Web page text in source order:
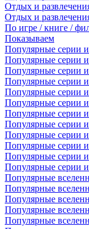
Отдых и
Отдых и
По игре / книге /
Показываем
Популярные серии
Популярные серии
Популярные серии
Популярные серии
Популярные серии
Популярные серии
Популярные серии
Популярные серии
Популярные серии
Популярные серии
Популярные серии
Популярные серии
Популярные
Популярные
Популярные
Популярные
Популярные